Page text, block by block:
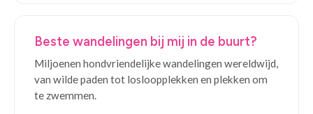
Beste wandelingen bij mij in de buurt?
Miljoenen hondvriendelijke wandelingen wereldwijd,
van wilde paden tot losloopplekken en plekken om
te zwemmen.